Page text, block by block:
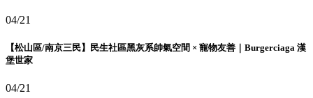
04/21
【松山區/南京三民】民生社區黑灰系帥氣空間 × 寵物友善｜Burgerciaga 漢
堡世家
04/21